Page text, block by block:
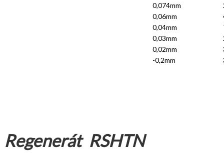
0,074mm
0,06mm
0,04mm
0,03mm
0,02mm
-0,2mm
Regenerát RSHTN